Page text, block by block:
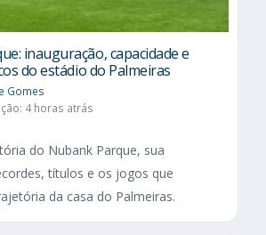
inauguração, capacidade e
do estádio do Palmeiras
Gomes
4 horas atrás
do Nubank Parque, sua
títulos e os jogos que
da casa do Palmeiras.